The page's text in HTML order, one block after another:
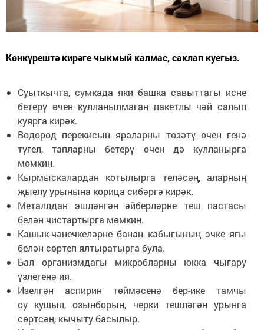
Көнкүрештә кирәге чыкмый калмас, саклап куегыз.
Суыткычта, сумкада яки башка савыттагы исне
бетерү өчен кулланылмаган пакетлы чәй салып
куярга кирәк.
Водород перекисын яраларны төзәтү өчен генә
түгел, тапларны бетерү өчен дә кулланырга
мөмкин.
Кырмыскалардан котылырга теләсәң, аларның
җыелу урынына корица сибәргә кирәк.
Металлдан эшләнгән әйберләрне теш пастасы
белән чистартырга мөмкин.
Кашык-чәнечкеләрне банан кабыгының эчке ягы
белән сөртеп ялтыратырга була.
Бал организмдагы микробларны юкка чыгару
үзлегенә ия.
Изелгән аспирин төймәсенә бер-ике тамчы
су кушып, озынборын, черки тешләгән урынга
сөртсәң, кычыту басылыр.